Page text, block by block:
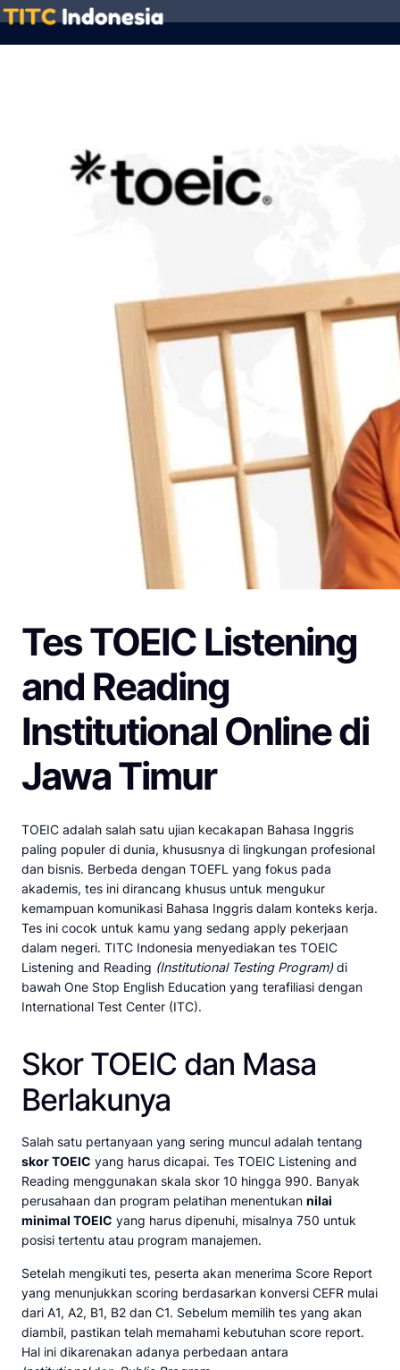
Tes TOEIC Listening
and Reading
Institutional Online di
Jawa Timur
TOEIC adalah salah satu ujian kecakapan Bahasa Inggris
paling populer di dunia, khususnya di lingkungan profesional
dan bisnis. Berbeda dengan TOEFL yang fokus pada
akademis, tes ini dirancang khusus untuk mengukur
kemampuan komunikasi Bahasa Inggris dalam konteks kerja.
Tes ini cocok untuk kamu yang sedang apply pekerjaan
dalam negeri. TITC Indonesia menyediakan tes TOEIC
Listening and Reading (Institutional Testing Program)di
bawah One Stop English Education yang terafiliasi dengan
International Test Center (ITC).
Skor TOEIC dan Masa
Berlakunya
Salah satu pertanyaan yang sering muncul adalah tentang
skor TOEIC yang harus dicapai. Tes TOEIC Listening and
Reading menggunakan skala skor 10 hingga 990. Banyak
perusahaan dan program pelatihan menentukannilai
minimal TOEIC yang harus dipenuhi, misalnya 750 untuk
posisi tertentu atau program manajemen.
Setelah mengikuti tes, peserta akan menerima Score Report
yang menunjukkan scoring berdasarkan konversi CEFR mulai
dari A1, A2, B1, B2 dan C1. Sebelum memilih tes yang akan
diambil, pastikan telah memahami kebutuhan score report.
Hal ini dikarenakan adanya perbedaan antara